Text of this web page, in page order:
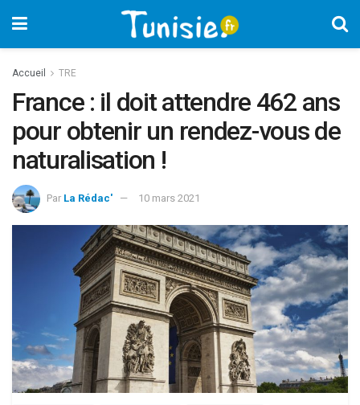
Accueil TRE
France : il doit attendre 462 ans
pour obtenir un rendez-vous de
naturalisation !
Par La Rédac' 10 mars 2021